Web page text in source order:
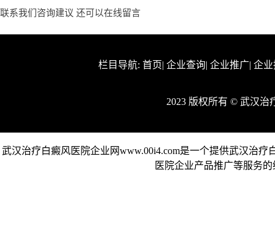
联系我们咨询建议 还可以在线留言
栏目导航: 首页| 企业查询| 企业推广| 企
2023 版权所有 © 武汉
武汉治疗白癜风医院企业网www.00i4.com是一个提供武汉治
医院企业产品推广等服务